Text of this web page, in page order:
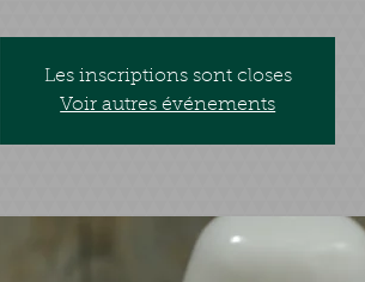
Les inscriptions sont closes
Voir autres événements